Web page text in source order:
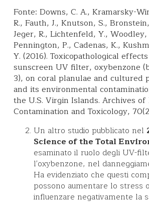
Fonte: Downs, C. A., Kramarsky-
R., Fauth, J., Knutson, S.,
Jeger, R., Lichtenfeld, Y., Woodley,
Pennington, P., Cadenas, K.,
Y. (2016). Toxicopathological
sunscreen UV filter, oxybenzone
3), on coral planulae and cultured
and its environmental
the U.S. Virgin Islands. Archives
Contamination and Toxicology,
Un altro studio pubblicato nel
Science of the Total
esaminato il ruolo degli UV-
l'oxybenzone, nel
Ha evidenziato che questi
possono aumentare lo stress
influenzare negativamente la